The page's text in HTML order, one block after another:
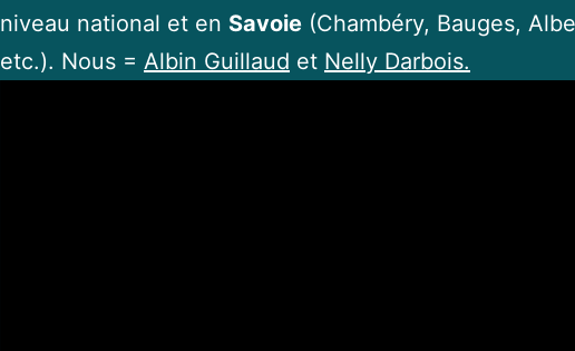
niveau national et en Savoie (Chambéry, Bauges,
etc.). Nous = Albin Guillaud et Nelly Darbois.